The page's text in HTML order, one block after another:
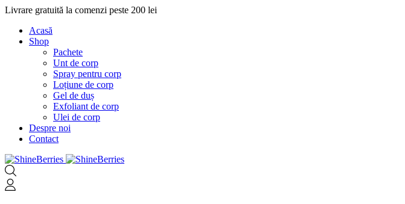
Livrare gratuită la comenzi peste 200 lei
Acasă
Shop
Pachete
Unt de corp
Spray pentru corp
Loțiune de corp
Gel de duș
Exfoliant de corp
Ulei de corp
Despre noi
Contact